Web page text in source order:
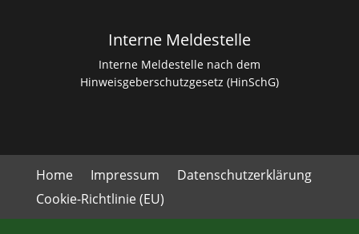
Interne Meldestelle
Interne Meldestelle nach dem
Hinweisgeberschutzgesetz (HinSchG)
Home Impressum
Datenschutzerklärung
Cookie-Richtlinie (EU)